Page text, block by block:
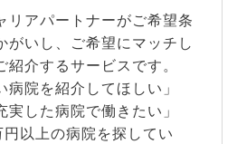
リアパートナーがご希望条
がいし、ご希望にマッチし
紹介するサービスです。
病院を紹介してほしい」
実した病院で働きたい」
円以上の病院を探してい